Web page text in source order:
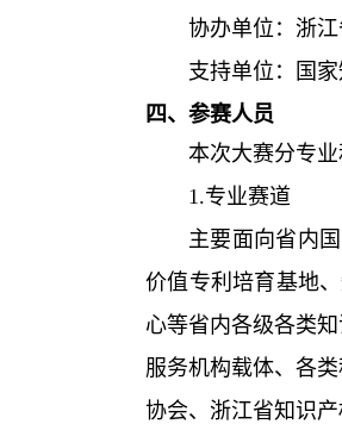
协办单位：浙
支持单位：国
四、参赛人员
本次大赛分专业
1.专业赛道
主要面向省内
价值专利培育基地
心等省内各级各类
服务机构载体、各
协会、浙江省知识